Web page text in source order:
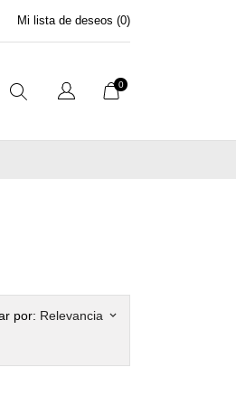
Mi lista de deseos (0)
0
por: Relevancia keyboard_arrow_down